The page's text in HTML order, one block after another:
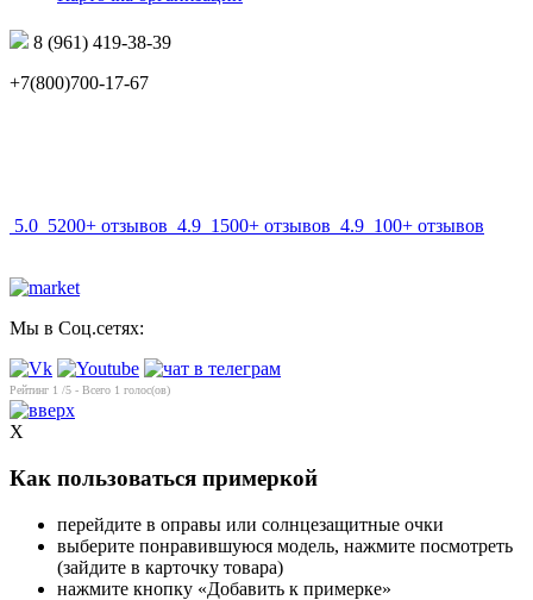
8 (961) 419-38-39
+7(800)700-17-67
5.0 5200+ отзывов 4.9 1500+ отзывов 4.9 100+ отзывов
Мы в Соц.сетях:
Рейтинг 1 /5 - Всего 1 голос(ов)
X
Как пользоваться примеркой
перейдите в оправы или солнцезащитные очки
выберите понравившуюся модель, нажмите посмотреть
(зайдите в карточку товара)
нажмите кнопку «Добавить к примерке»